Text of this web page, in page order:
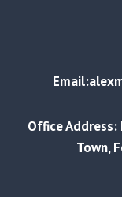
Office Address:
Town,